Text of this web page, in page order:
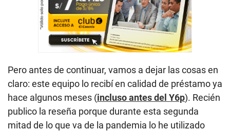
Pero antes de continuar, vamos a dejar las cosas en
claro: este equipo lo recibí en calidad de préstamo ya
hace algunos meses (incluso antes del Y6p). Recién
publico la reseña porque durante esta segunda
mitad de lo que va de la pandemia lo he utilizado